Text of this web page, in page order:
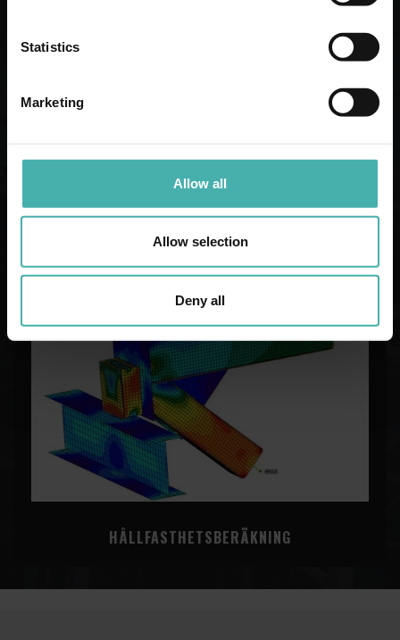
Statistics
Marketing
Allow all
Allow selection
Deny all
KONSTRUKTIONS
PLANERING
HÅLLFASTHETSBERÄKNING